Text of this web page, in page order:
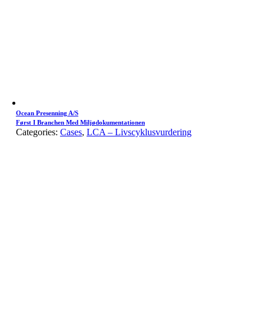
Ocean Presenning A/S
Først I Branchen Med Miljødokumentationen
Categories: Cases, LCA – Livscyklusvurdering